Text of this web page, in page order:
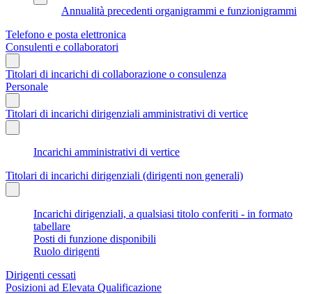
Annualità precedenti organigrammi e funzionigrammi
Telefono e posta elettronica
Consulenti e collaboratori
Titolari di incarichi di collaborazione o consulenza
Personale
Titolari di incarichi dirigenziali amministrativi di vertice
Incarichi amministrativi di vertice
Titolari di incarichi dirigenziali (dirigenti non generali)
Incarichi dirigenziali, a qualsiasi titolo conferiti - in formato
tabellare
Posti di funzione disponibili
Ruolo dirigenti
Dirigenti cessati
Posizioni ad Elevata Qualificazione